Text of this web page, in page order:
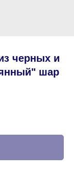
черных и
шар